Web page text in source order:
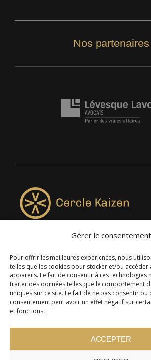
Gérer le consentement
Pour offrir les meilleures expériences, nous
telles que les cookies pour stocker et/ou accéder
appareils. Le fait de consentir à ces technologies
traiter des données telles que le comportement
uniques sur ce site. Le fait de ne pas consentir ou
consentement peut avoir un effet négatif sur
et fonctions.
ACCEPTER
Nos partenaires
4957, rue Lionel-Groulx, bureau 819,
Desmaures QC G3A 0M7